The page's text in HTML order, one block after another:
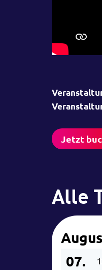
Jetzt
Alle
07.